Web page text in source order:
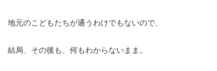
地元のこどもたちが通うわけでもないので、
結局、その後も、何もわからないまま。